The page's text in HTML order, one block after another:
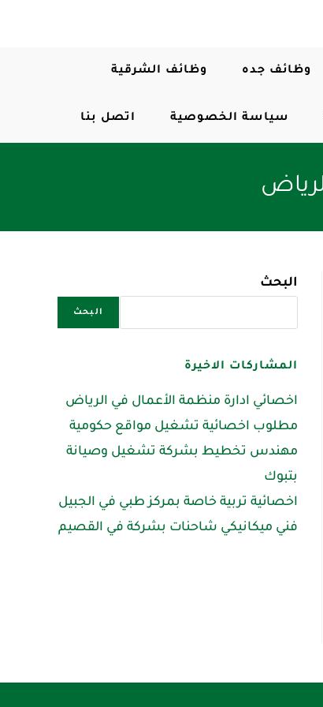
وظائف جده وظائف الشرقية
سياسة الخصوصية اتصل بنا
البحث
البحث
المشاركات الاخيرة
اخصائي ادارة منظمة الأعمال في الرياض
مطلوب اخصائية تشغيل مواقع حكومية
مهندس تخطيط بشركة تشغيل وصيانة
بتبوك
اخصائية تربية خاصة بمركز طبي في الجبيل
فني ميكانيكي شاحنات بشركة في القصيم